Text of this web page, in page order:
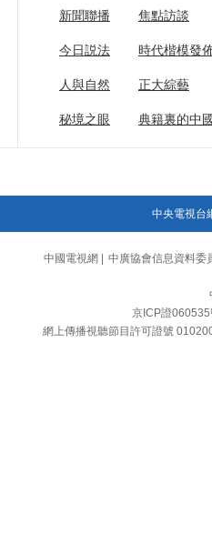
新聞聯播 焦點訪談
今日説法 時代楷模發
人與自然 正大綜藝
秘境之眼 典籍裏的中
中央電視台
中國電視網 中廣協會信息資料委
京ICP證060535
網上傳播視聽節目許可證號